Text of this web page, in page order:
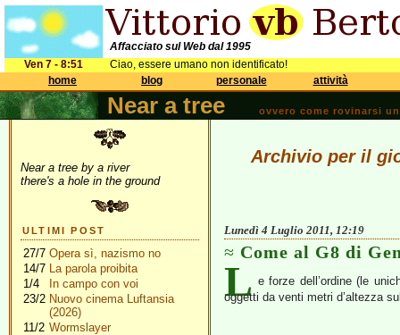
Affacciato sul Web dal 1995
Ven 7 - 8:51
Ciao, essere umano non identificato!
home
blog personale attività
Near a tree ovvero come rovinarsi
Near a tree by a river
there's a hole in the ground
ULTIMI POST
27/7 Opera sì, nazismo no
14/7 La parola proibita
1/4
In campo con voi
23/2 Nuovo cinema Luftansia
(2026)
11/2 Wormslayer
Archivio per il
Lunedì 4 Luglio 2011, 12:19
Come al G8 di
L e forze dell’ordine (le
oggetti da venti metri d’altezza